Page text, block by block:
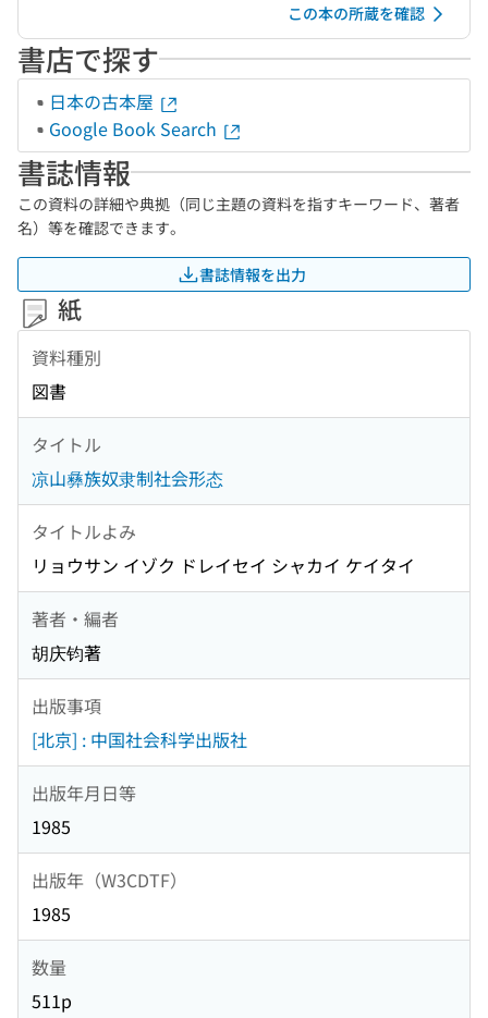
この本の所蔵を確認
書店で探す
日本の古本屋
Google Book Search
書誌情報
この資料の詳細や典拠（同じ主題の資料を指すキーワード、著者
名）等を確認できます。
書誌情報を出力
紙
資料種別
図書
タイトル
凉山彝族奴隶制社会形态
タイトルよみ
リョウサン イゾク ドレイセイ シャカイ ケイタイ
著者・編者
胡庆钧著
出版事項
[北京] : 中国社会科学出版社
出版年月日等
1985
出版年（W3CDTF）
1985
数量
511p